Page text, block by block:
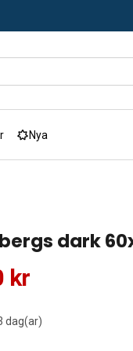
Nya
dark
kr
dag(ar)